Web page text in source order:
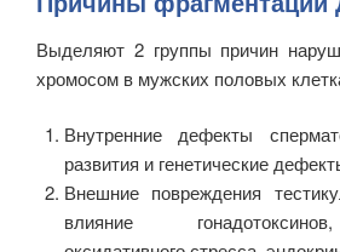
Выделяют 2 группы причин
хромосом в мужских половых
Внутренние дефекты
развития и генетические
Внешние повреждения
влияние